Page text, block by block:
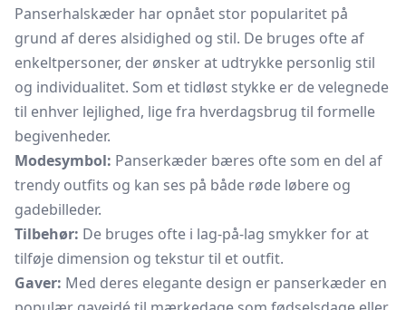
Panserhalskæder har opnået stor popularitet på
grund af deres alsidighed og stil. De bruges ofte af
enkeltpersoner, der ønsker at udtrykke personlig stil
og individualitet. Som et tidløst stykke er de velegnede
til enhver lejlighed, lige fra hverdagsbrug til formelle
begivenheder.
Modesymbol: Panserkæder bæres ofte som en del af
trendy outfits og kan ses på både røde løbere og
gadebilleder.
Tilbehør: De bruges ofte i lag-på-lag smykker for at
tilføje dimension og tekstur til et outfit.
Gaver: Med deres elegante design er panserkæder en